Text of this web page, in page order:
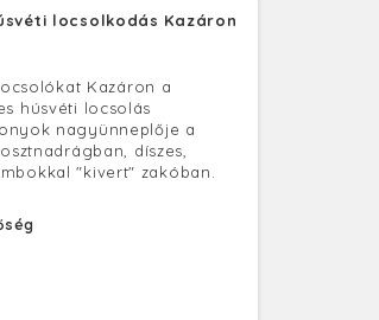
locsolkodás Kazáron
Kazáron a
húsvéti locsolás
nagyünneplője a
díszes,
"kivert" zakóban.